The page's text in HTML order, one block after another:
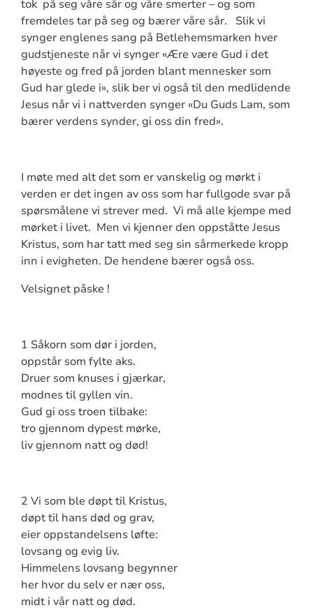
tok på seg våre sår og våre smerter – og som
fremdeles tar på seg og bærer våre sår. Slik vi
synger englenes sang på Betlehemsmarken hver
gudstjeneste når vi synger «Ære være Gud i det
høyeste og fred på jorden blant mennesker som
Gud har glede i», slik ber vi også til den medlidende
Jesus når vi i nattverden synger «Du Guds Lam, som
bærer verdens synder, gi oss din fred».
I møte med alt det som er vanskelig og mørkt i
verden er det ingen av oss som har fullgode svar på
spørsmålene vi strever med. Vi må alle kjempe med
mørket i livet. Men vi kjenner den oppståtte Jesus
Kristus, som har tatt med seg sin sårmerkede kropp
inn i evigheten. De hendene bærer også oss.
Velsignet påske !
1 Såkorn som dør i jorden,
oppstår som fylte aks.
Druer som knuses i gjærkar,
modnes til gyllen vin.
Gud gi oss troen tilbake:
tro gjennom dypest mørke,
liv gjennom natt og død!
2 Vi som ble døpt til Kristus,
døpt til hans død og grav,
eier oppstandelsens løfte:
lovsang og evig liv.
Himmelens lovsang begynner
her hvor du selv er nær oss,
midt i vår natt og død.